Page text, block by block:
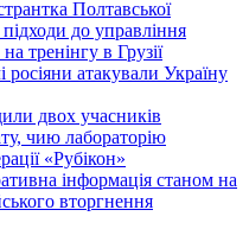
Полтавської
до управління
тренінгу в Грузії
росіяни атакували Україну
двох учасників
чию лабораторію
«Рубікон»
інформація станом на
вторгнення